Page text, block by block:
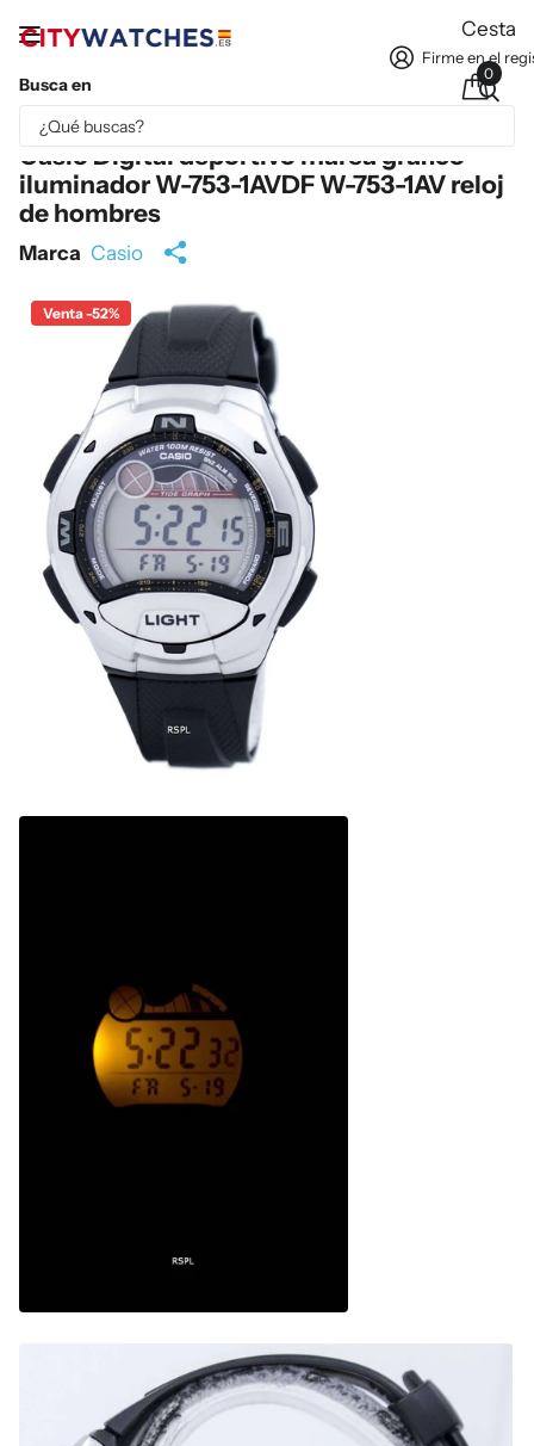
Busca en
Firme en el
Cesta
0
Parte del contenido se ha traducido automáticamente.
Casio Digital deportivo marea gráfico
iluminador W-753-1AVDF W-753-1AV reloj
de hombres
Marca Casio
Venta -52%